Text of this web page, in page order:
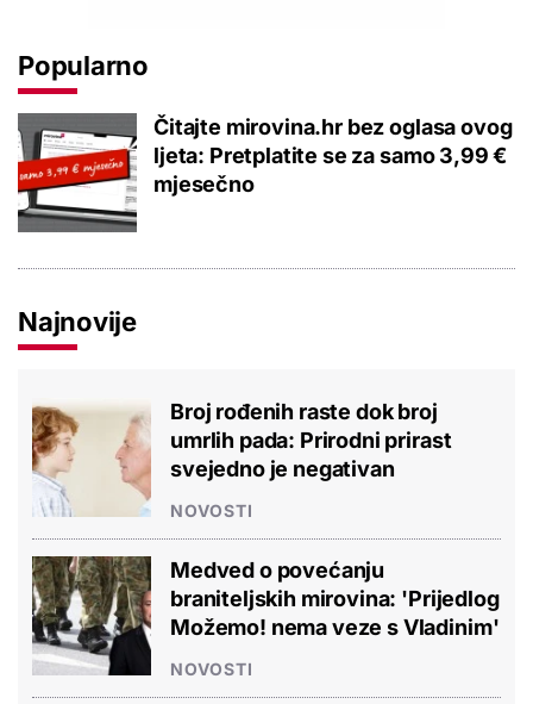
Popularno
Čitajte mirovina.hr bez oglasa ovog
ljeta: Pretplatite se za samo 3,99 €
mjesečno
Najnovije
Broj rođenih raste dok broj
umrlih pada: Prirodni prirast
svejedno je negativan
NOVOSTI
Medved o povećanju
braniteljskih mirovina: 'Prijedlog
Možemo! nema veze s Vladinim'
NOVOSTI